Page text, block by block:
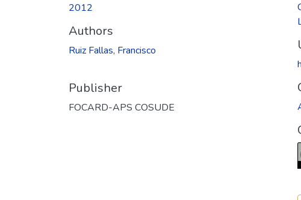
2012
Authors
Ruiz Fallas, Francisco
Publisher
FOCARD-APS COSUDE